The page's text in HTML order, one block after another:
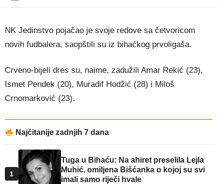
NK Jedinstvo pojačao je svoje redove sa četvoricom
novih fudbalera, saopštili su iz bihaćkog prvoligaša.
Crveno-bijeli dres su, naime, zadužili Amar Rekić (23),
Ismet Pendek (20), Muradif Hodžić (28) i Miloš
Crnomarković (23).
Najčitanije zadnjih 7 dana
1
Tuga u Bihaću: Na ahiret preselila Lejla
Muhić, omiljena Bišćanka o kojoj su svi
imali samo riječi hvale